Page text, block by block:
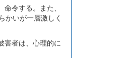
令する。また、
かいが一層激しく
害者は、心理的に